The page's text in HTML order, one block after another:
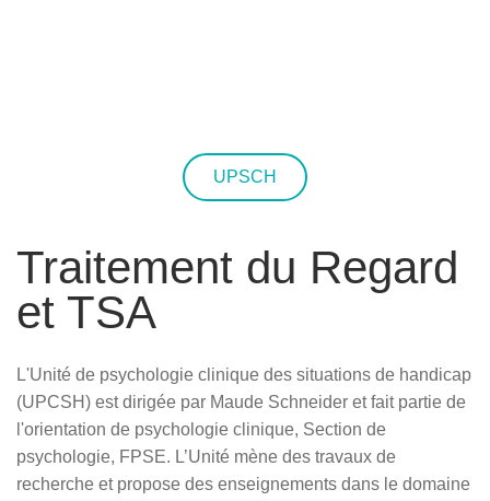
UPSCH
Traitement du Regard
et TSA
L'Unité de psychologie clinique des situations de handicap
(UPCSH) est dirigée par Maude Schneider et fait partie de
l'orientation de psychologie clinique, Section de
psychologie, FPSE. L’Unité mène des travaux de
recherche et propose des enseignements dans le domaine